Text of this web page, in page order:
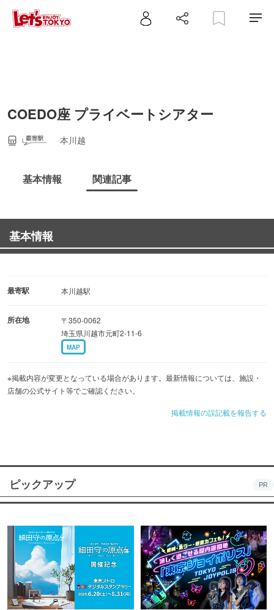
COEDO座 プライベートシアター
本川越
基本情報 関連記事
基本情報
最寄駅 本川越駅
所在地
〒350-0062
埼玉県川越市元町2-11-6
MAP
※掲載内容が変更となっている場合があります。最新情報については、施設・
店舗の公式サイト等でご確認ください。
掲載情報の誤記載を報告する
ピックアップ PR